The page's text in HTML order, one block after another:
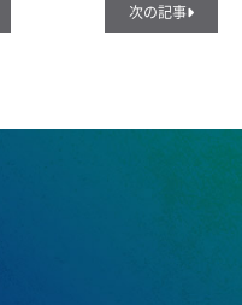
次の記事